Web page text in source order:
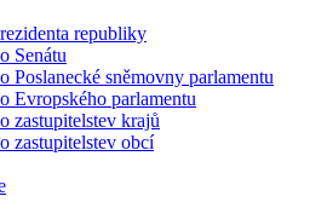
republiky
Senátu
Poslanecké sněmovny parlamentu
Evropského parlamentu
zastupitelstev krajů
zastupitelstev obcí